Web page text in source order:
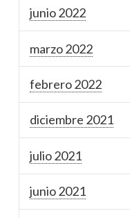
junio 2022
marzo 2022
febrero 2022
diciembre 2021
julio 2021
junio 2021